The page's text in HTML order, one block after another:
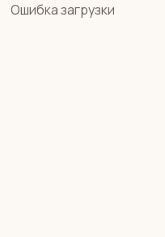
Ошибка загрузки